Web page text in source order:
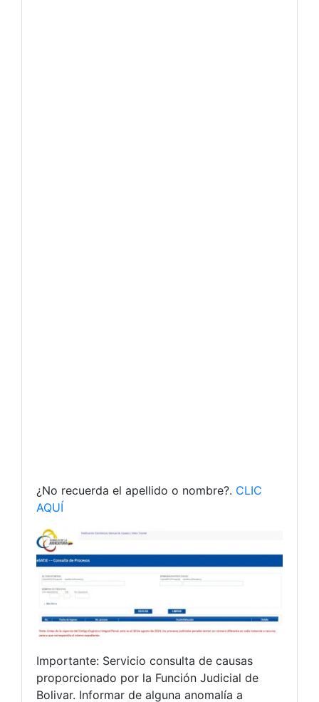
¿No recuerda el apellido o nombre?. CLIC
AQUÍ
Importante: Servicio consulta de causas
proporcionado por la Función Judicial de
Bolivar. Informar de alguna anomalía a